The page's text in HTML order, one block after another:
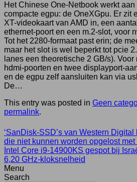
Het Chinese One-Netbook werkt
compacte egpu: de OneXGpu. Er zit
XT-videokaart van AMD in, een
ethernet-poort en een m.2-slot, voor
Tot het 2280-formaat past erin; de
maar het slot is wel beperkt tot pcie
lanes een theoretische 2 GB/s).
hdmi-poorten en twee displayport-
en de egpu zelf aansluiten kan via
De…
This entry was posted in Geen
permalink.
‘SanDisk-SSD’s van Western
die niet kunnen worden opgelost met
Intel Core i9-14900KS gespot bij
6,20 GHz-kloksnelheid
Menu
Search